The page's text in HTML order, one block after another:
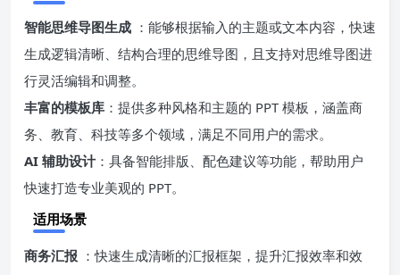
智能思维导图生成 ：能够根据输入的主题或文本内容，快速
生成逻辑清晰、结构合理的思维导图，且支持对思维导图进
行灵活编辑和调整。
丰富的模板库 ：提供多种风格和主题的 PPT 模板，涵盖商
务、教育、科技等多个领域，满足不同用户的需求。
AI 辅助设计：具备智能排版、配色建议等功能，帮助用户
快速打造专业美观的 PPT。
适用场景
商务汇报 ：快速生成清晰的汇报框架，提升汇报效率和效